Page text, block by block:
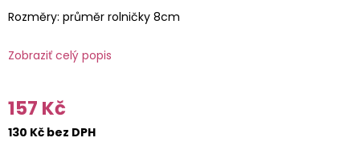
Rozměry: průměr rolničky 8cm
Zobraziť celý popis
157 Kč
130 Kč bez DPH